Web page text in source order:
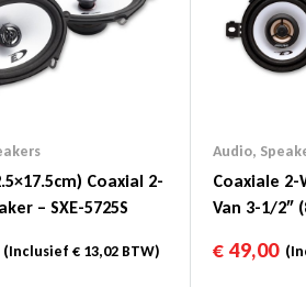
Coaxial 2-
– SXE-5725S
€ 13,02 BTW)
Audio,
Coaxiale 2-
Van 3-1/2″
€49,00